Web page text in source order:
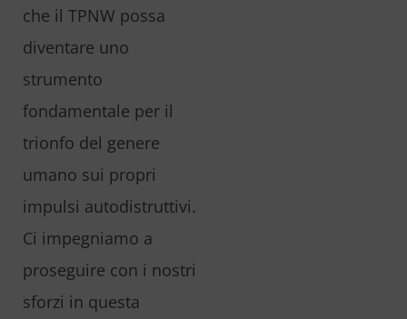
che il TPNW possa
diventare uno
strumento
fondamentale per il
trionfo del genere
umano sui propri
impulsi autodistruttivi.
Ci impegniamo a
proseguire con i nostri
sforzi in questa